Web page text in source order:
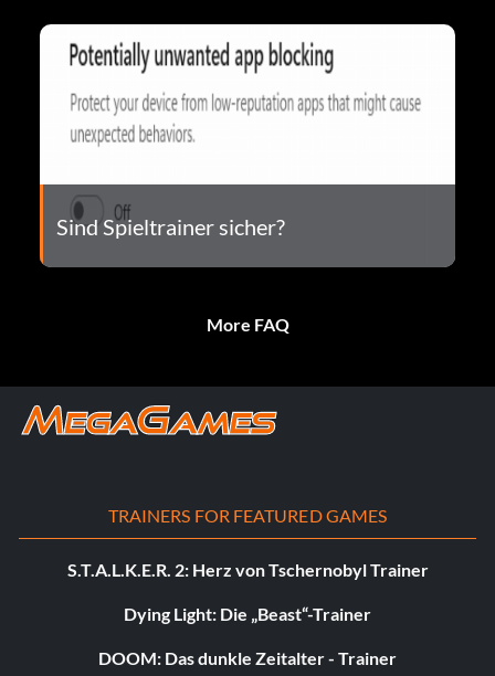
Sind Spieltrainer sicher?
More FAQ
TRAINERS FOR FEATURED GAMES
S.T.A.L.K.E.R. 2: Herz von Tschernobyl Trainer
Dying Light: Die „Beast“-Trainer
DOOM: Das dunkle Zeitalter - Trainer